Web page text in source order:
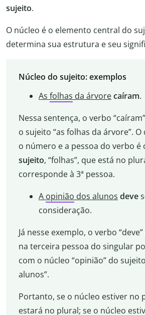
sujeito.
O núcleo é o elemento central do
determina sua estrutura e seu
Núcleo do sujeito: exemplos
As folhas da árvorecaíram.
Nessa sentença, o verbo
o sujeito “as folhas da árvore”.
o número e a pessoa do verbo é
sujeito, “folhas”, que está no
corresponde à 3ª pessoa.
A opinião dos alunos deve
consideração.
Já nesse exemplo, o verbo
na terceira pessoa do singular
com o núcleo “opinião” do
alunos”.
Portanto, se o núcleo estiver no
estará no plural; se o núcleo